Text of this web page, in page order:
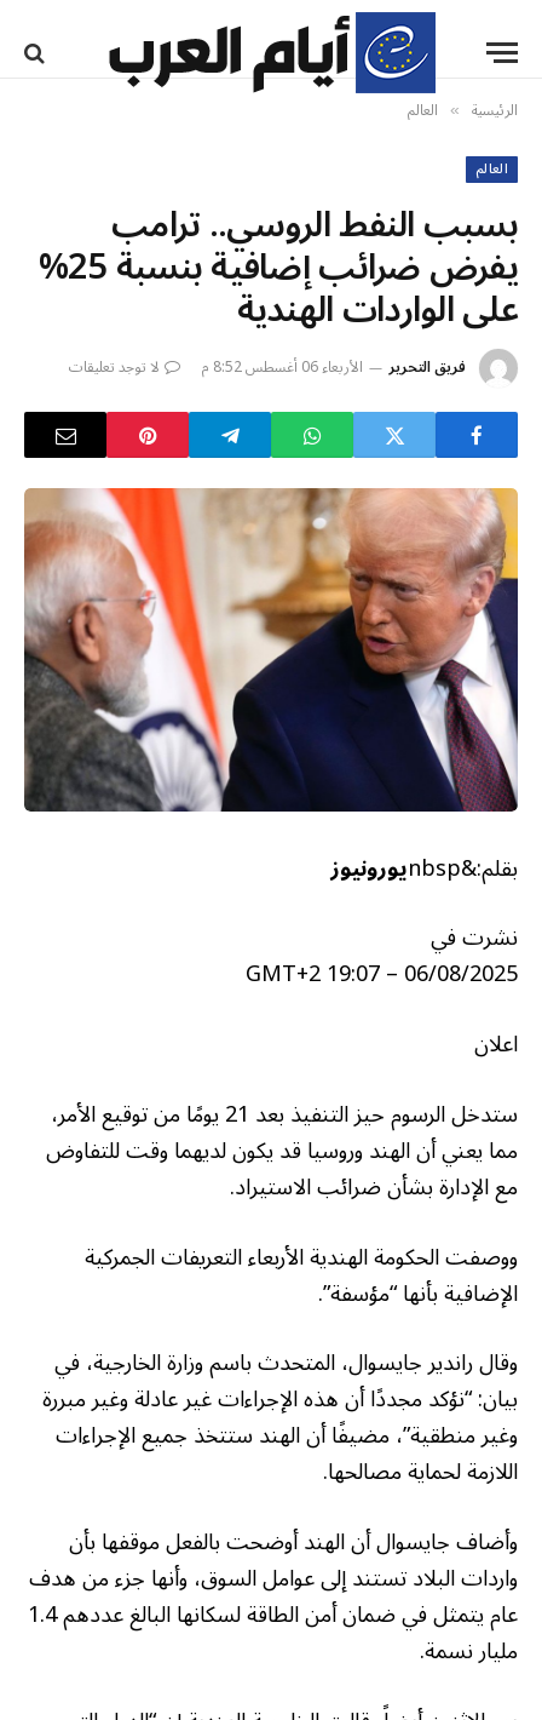
الرئيسية » العالم
العالم
بسبب النفط الروسي.. ترامب
يفرض ضرائب إضافية بنسبة 25%
على الواردات الهندية
فريق التحرير الأربعاء 06 أغسطس 8:52 م لا توجد تعليقات
بقلم:&nbsp
يورونيوز
نشرت في
06/08/2025 – 19:07 GMT+2
اعلان
ستدخل الرسوم حيز التنفيذ بعد 21 يومًا من توقيع الأمر،
مما يعني أن الهند وروسيا قد يكون لديهما وقت للتفاوض
مع الإدارة بشأن ضرائب الاستيراد.
ووصفت الحكومة الهندية الأربعاء التعريفات الجمركية
الإضافية بأنها “مؤسفة”.
وقال راندير جايسوال، المتحدث باسم وزارة الخارجية، في
بيان: “نؤكد مجددًا أن هذه الإجراءات غير عادلة وغير مبررة
وغير منطقية”، مضيفًا أن الهند ستتخذ جميع الإجراءات
اللازمة لحماية مصالحها.
وأضاف جايسوال أن الهند أوضحت بالفعل موقفها بأن
واردات البلاد تستند إلى عوامل السوق، وأنها جزء من هدف
عام يتمثل في ضمان أمن الطاقة لسكانها البالغ عددهم 1.4
مليار نسمة.